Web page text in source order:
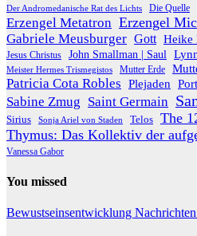
Der Andromedanische Rat des Lichts Die Quelle
Erzengel Metatron Erzengel
Gabriele Meusburger Gott Heike
Jesus Christus John Smallman | Saul
Meister Hermes Trismegistos Mutter Erde
Patricia Cota Robles Plejaden
Sabine Zmug Saint Germain
Sirius Sonja Ariel von Staden Telos The
Thymus: Das Kollektiv der
Vanessa Gabor
You missed
Bewustseinsentwicklung Nachrichten